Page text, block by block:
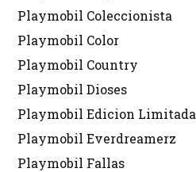
Playmobil Coleccionista
Playmobil Color
Playmobil Country
Playmobil Dioses
Playmobil Edicion Limitada
Playmobil Everdreamerz
Playmobil Fallas